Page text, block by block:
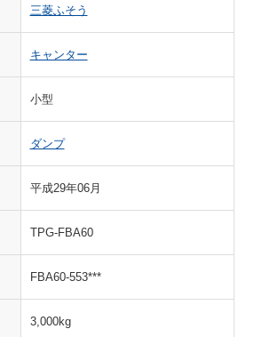
三菱ふそう
キャンター
小型
ダンプ
平成29年06月
TPG-FBA60
FBA60-553***
3,000kg